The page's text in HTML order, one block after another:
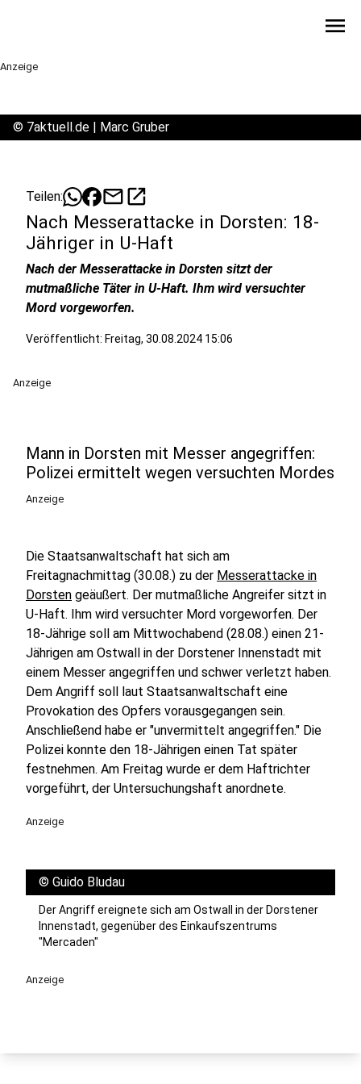
menu
Anzeige
© 7aktuell.de | Marc Gruber
Teilen: mailopen_in_new
Nach Messerattacke in Dorsten: 18-
Jähriger in U-Haft
Nach der Messerattacke in Dorsten sitzt der
mutmaßliche Täter in U-Haft. Ihm wird versuchter
Mord vorgeworfen.
Veröffentlicht: Freitag, 30.08.2024 15:06
Anzeige
Mann in Dorsten mit Messer angegriffen:
Polizei ermittelt wegen versuchten Mordes
Anzeige
Die Staatsanwaltschaft hat sich am
Freitagnachmittag (30.08.) zu der Messerattacke in
Dorsten geäußert. Der mutmaßliche Angreifer sitzt in
U-Haft. Ihm wird versuchter Mord vorgeworfen. Der
18-Jährige soll am Mittwochabend (28.08.) einen 21-
Jährigen am Ostwall in der Dorstener Innenstadt mit
einem Messer angegriffen und schwer verletzt haben.
Dem Angriff soll laut Staatsanwaltschaft eine
Provokation des Opfers vorausgegangen sein.
Anschließend habe er "unvermittelt angegriffen." Die
Polizei konnte den 18-Jährigen einen Tat später
festnehmen. Am Freitag wurde er dem Haftrichter
vorgeführt, der Untersuchungshaft anordnete.
Anzeige
© Guido Bludau
Der Angriff ereignete sich am Ostwall in der Dorstener
Innenstadt, gegenüber des Einkaufszentrums
"Mercaden"
Anzeige